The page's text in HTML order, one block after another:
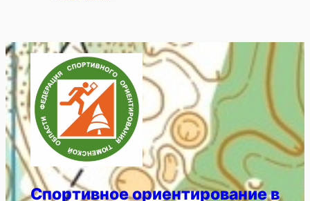
Спортивное ориентирование в